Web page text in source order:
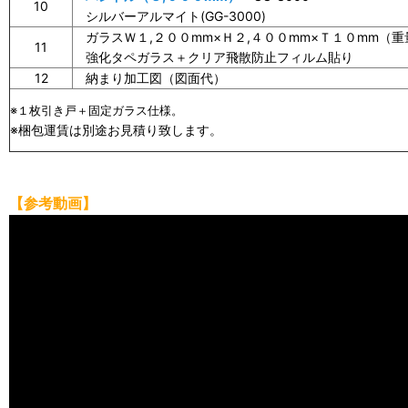
10
シルバーアルマイト(GG-3000)
11
ガラスＷ１,２００mm×Ｈ２,４００mm×Ｔ１０mm（重
強化タペガラス＋クリア飛散防止フィルム貼り
12
納まり加工図（図面代）
※１枚引き戸＋固定ガラス仕様。
※梱包運賃は別途お見積り致します。
【参考動画】